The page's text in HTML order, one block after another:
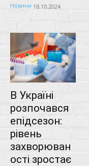
Новини 18.10.2024
В Україні
розпочався
епідсезон:
рівень
захворюван
ості зростає